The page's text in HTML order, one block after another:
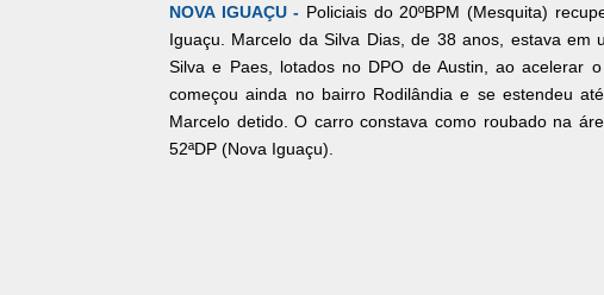
NOVA IGUAÇU - Policiais do 20ºBPM (Mesquita)
Iguaçu. Marcelo da Silva Dias, de 38 anos, estava em
Silva e Paes, lotados no DPO de Austin, ao acelerar
começou ainda no bairro Rodilândia e se estendeu
Marcelo detido. O carro constava como roubado na
52ªDP (Nova Iguaçu).